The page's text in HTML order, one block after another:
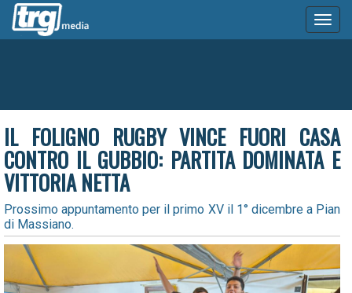
IL FOLIGNO RUGBY VINCE FUORI CASA
CONTRO IL GUBBIO: PARTITA DOMINATA E
VITTORIA NETTA
Prossimo appuntamento per il primo XV il 1° dicembre a Pian
di Massiano.